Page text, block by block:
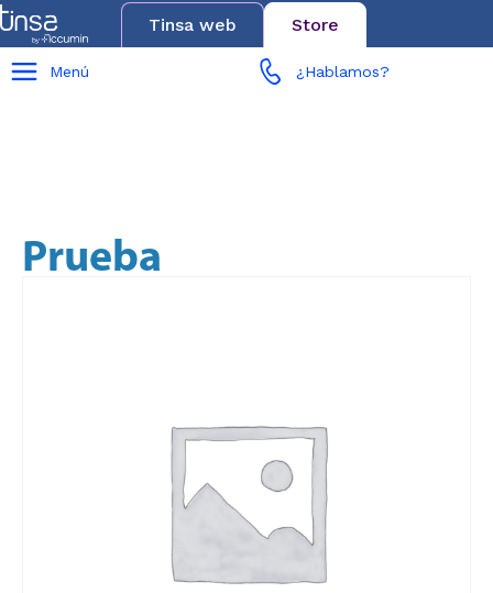
Tinsa web Store
Menú ¿Hablamos?
Prueba